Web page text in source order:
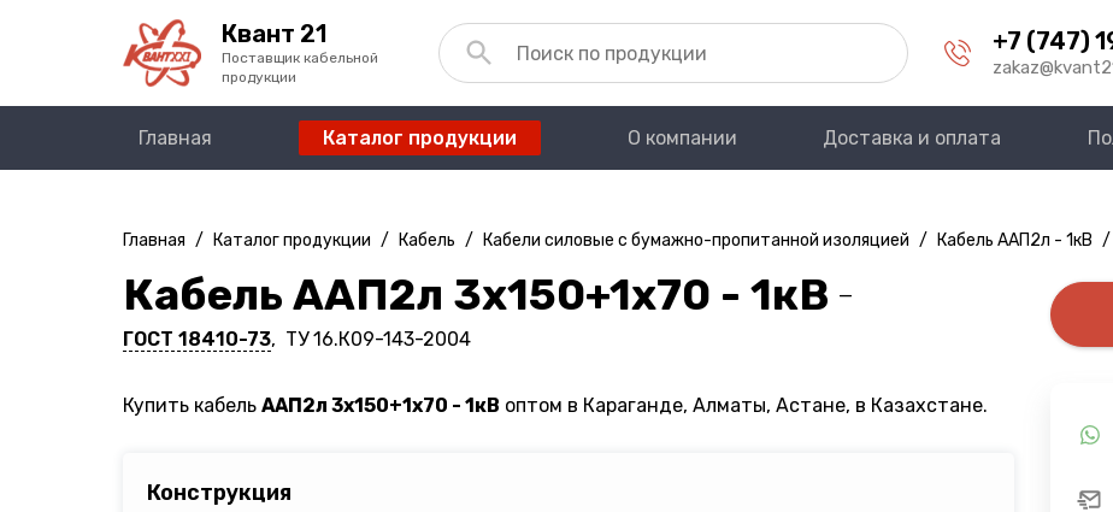
Квант 21
Поставщик кабельной
продукции
+7 (747)
Главная Каталог продукции О компании Доставка и оплата
Главная / Каталог продукции / Кабель / Кабели силовые с бумажно-пропитанной изоляцией / Кабель ААП2л - 1кВ /
Кабель ААП2л 3х150+1х70 - 1кВ —
ГОСТ 18410-73, ТУ 16.К09-143-2004
Купить кабель ААП2л 3х150+1х70 - 1кВ оптом в Караганде, Алматы, Астане, в Казахстане.
Конструкция